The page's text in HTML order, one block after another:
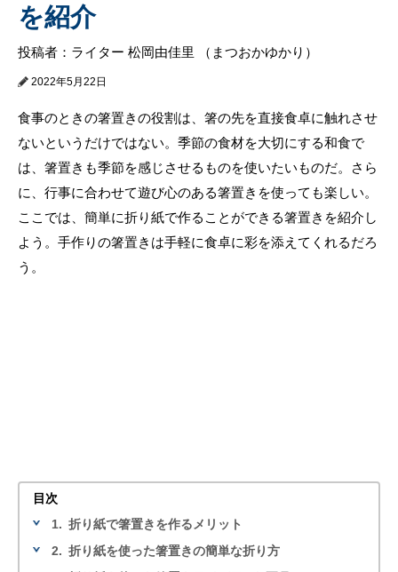
を紹介
投稿者：ライター 松岡由佳里 （まつおかゆかり）
2022年5月22日
食事のときの箸置きの役割は、箸の先を直接食卓に触れさせ
ないというだけではない。季節の食材を大切にする和食で
は、箸置きも季節を感じさせるものを使いたいものだ。さら
に、行事に合わせて遊び心のある箸置きを使っても楽しい。
ここでは、簡単に折り紙で作ることができる箸置きを紹介し
よう。手作りの箸置きは手軽に食卓に彩を添えてくれるだろ
う。
目次
1. 折り紙で箸置きを作るメリット
2. 折り紙を使った箸置きの簡単な折り方